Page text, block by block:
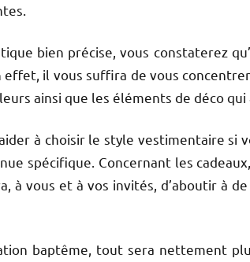
bien précise, vous constaterez
il vous suffira de vous
ainsi que les éléments de déco qui
à choisir le style vestimentaire si
spécifique. Concernant les
à vous et à vos invités, d’aboutir à
baptême, tout sera nettement